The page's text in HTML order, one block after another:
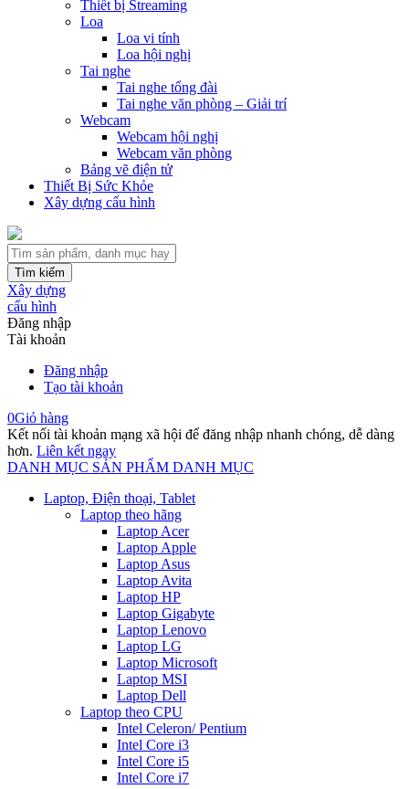
Thiết bị Streaming
Loa
Loa vi tính
Loa hội nghị
Tai nghe
Tai nghe tổng đài
Tai nghe văn phòng – Giải trí
Webcam
Webcam hội nghị
Webcam văn phòng
Bảng vẽ điện tử
Thiết Bị Sức Khỏe
Xây dựng cấu hình
Tìm kiếm
Xây dựng
cấu hình
Đăng nhập
Tài khoản
Đăng nhập
Tạo tài khoản
0Giỏ hàng
Kết nối tài khoản mạng xã hội để đăng nhập nhanh chóng, dễ dàng
hơn. Liên kết ngay
DANH MỤC SẢN PHẨM DANH MỤC
Laptop, Điện thoại, Tablet
Laptop theo hãng
Laptop Acer
Laptop Apple
Laptop Asus
Laptop Avita
Laptop HP
Laptop Gigabyte
Laptop Lenovo
Laptop LG
Laptop Microsoft
Laptop MSI
Laptop Dell
Laptop theo CPU
Intel Celeron/ Pentium
Intel Core i3
Intel Core i5
Intel Core i7